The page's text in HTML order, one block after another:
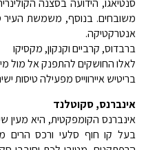
סנטיאגו, הידועה בסצנה
משובחים. בנוסף, משמשת העיר
אנטרקטיקה.
ברבדוס, קרביים וקנקון, מקסיקו
לאלו החושקים להתפנק אל מול
בריטיש איירווייס מפעילה טיסות
אינברנס, סקוטלנד
אינברנס הקומפקטית, היא מעין
בעל קו חוף סלעי ורכס הרים